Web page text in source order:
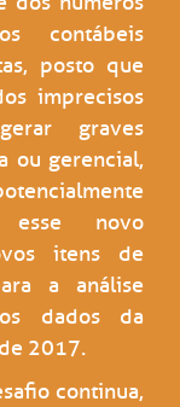
contábeis
posto que
imprecisos
graves
ou gerencial,
esse novo
itens de
a análise
dados da
2017.
continua,